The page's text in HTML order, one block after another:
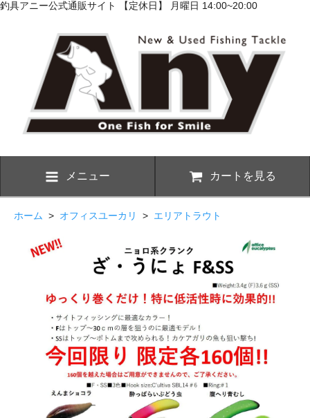
釣具アニー公式通販サイト 【定休日】 月曜日 14:00~20:00
メニュー カートを見る
ホーム > オフィスユーカリ > エリアトラウト